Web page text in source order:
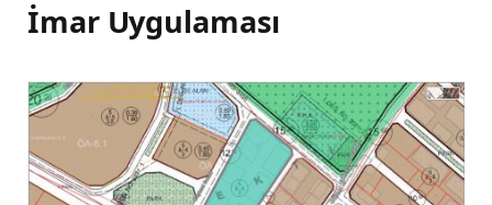
İmar Uygulaması